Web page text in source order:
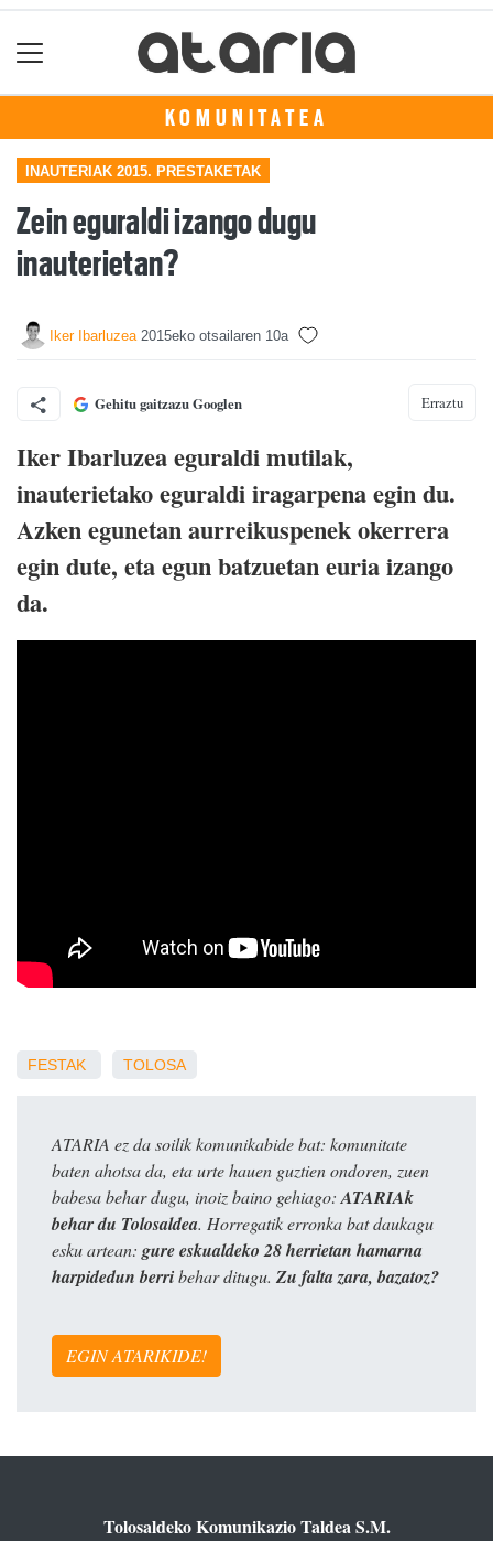
KOMUNITATEA
INAUTERIAK 2015. PRESTAKETAK
Zein eguraldi izango dugu
inauterietan?
Iker Ibarluzea 2015eko otsailaren 10a
Gehitu gaitzazu Googlen Erraztu
Iker Ibarluzea eguraldi mutilak,
inauterietako eguraldi iragarpena egin du.
Azken egunetan aurreikuspenek okerrera
egin dute, eta egun batzuetan euria izango
da.
FESTAK TOLOSA
ATARIA ez da soilik komunikabide bat: komunitate
baten ahotsa da, eta urte hauen guztien ondoren, zuen
babesa behar dugu, inoiz baino gehiago: ATARIAk
behar du Tolosaldea. Horregatik erronka bat daukagu
esku artean: gure eskualdeko 28 herrietan hamarna
harpidedun berribehar ditugu. Zu falta zara, bazatoz?
EGIN ATARIKIDE!
Tolosaldeko Komunikazio Taldea S.M.